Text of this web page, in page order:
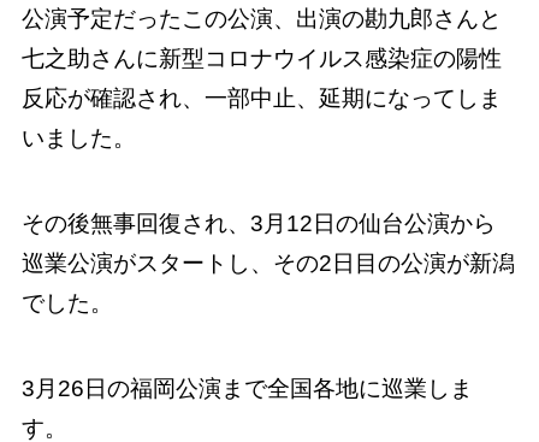
公演予定だったこの公演、出演の勘九郎さんと
七之助さんに新型コロナウイルス感染症の陽性
反応が確認され、一部中止、延期になってしま
いました。
その後無事回復され、3月12日の仙台公演から
巡業公演がスタートし、その2日目の公演が新潟
でした。
3月26日の福岡公演まで全国各地に巡業しま
す。